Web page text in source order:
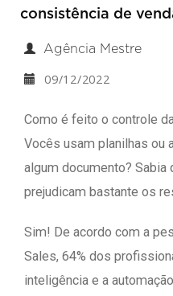
consistência de
Agência Mestre
09/12/2022
Como é feito o controle
Vocês usam planilhas ou
algum documento? Sabia
prejudicam bastante os
Sim! De acordo com a
Sales, 64% dos
inteligência e a